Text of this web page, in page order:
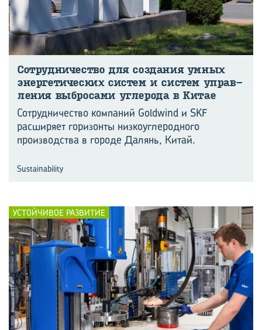
Со­труд­ни­че­ство для со­зда­ния умных
энер­ге­ти­че­ских си­стем и си­стем управ­
ле­ния вы­бро­са­ми уг­ле­ро­да в Китае
Сотрудничество компаний Goldwind и SKF
расширяет горизонты низкоуглеродного
производства в городе Далянь, Китай.
Sustainability
УСТОЙЧИВОЕ РАЗВИТИЕ